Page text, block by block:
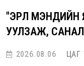
"ЭРҮҮЛ
УУЛЗАЖ,
2026.08.06 ЦАГ